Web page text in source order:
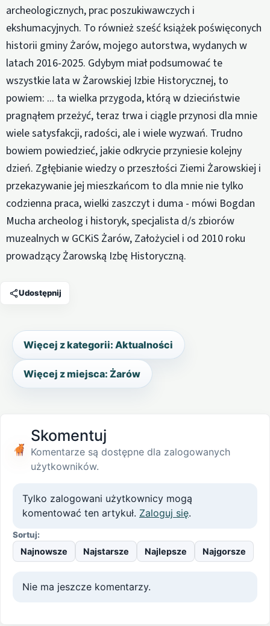
archeologicznych, prac poszukiwawczych i
ekshumacyjnych. To również sześć książek poświęconych
historii gminy Żarów, mojego autorstwa, wydanych w
latach 2016-2025. Gdybym miał podsumować te
wszystkie lata w Żarowskiej Izbie Historycznej, to
powiem: ... ta wielka przygoda, którą w dzieciństwie
pragnąłem przeżyć, teraz trwa i ciągle przynosi dla mnie
wiele satysfakcji, radości, ale i wiele wyzwań. Trudno
bowiem powiedzieć, jakie odkrycie przyniesie kolejny
dzień. Zgłębianie wiedzy o przeszłości Ziemi Żarowskiej i
przekazywanie jej mieszkańcom to dla mnie nie tylko
codzienna praca, wielki zaszczyt i duma - mówi Bogdan
Mucha archeolog i historyk, specjalista d/s zbiorów
muzealnych w GCKiS Żarów, Założyciel i od 2010 roku
prowadzący Żarowską Izbę Historyczną.
Udostępnij
Więcej z kategorii: Aktualności
Więcej z miejsca: Żarów
Skomentuj
Komentarze są dostępne dla zalogowanych
użytkowników.
Tylko zalogowani użytkownicy mogą
komentować ten artykuł. Zaloguj się.
Sortuj:
Najnowsze Najstarsze Najlepsze Najgorsze
Nie ma jeszcze komentarzy.